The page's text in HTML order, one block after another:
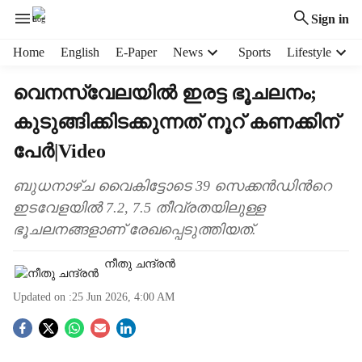
Sign in
Home English E-Paper News Sports Lifestyle
വെനസ്വേലയിൽ ഇരട്ട ഭൂചലനം;
കുടുങ്ങിക്കിടക്കുന്നത് നൂറ് കണക്കിന്
പേർ|Video
ബുധനാഴ്ച വൈകിട്ടോടെ 39 സെക്കൻഡിന്‍റെ
ഇടവേളയിൽ 7.2, 7.5 തീവ്രതയിലുള്ള
ഭൂചലനങ്ങളാണ് രേഖപ്പെടുത്തിയത്.
നീതു ചന്ദ്രൻ
Updated on :25 Jun 2026, 4:00 AM
S